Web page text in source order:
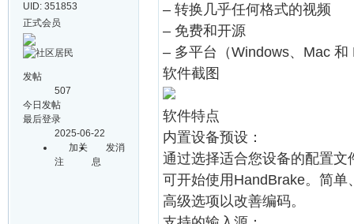
UID: 351853
正式会员
发帖
507
今日发帖
最后登录
2025-06-22
加关
注
发消
息
– 转换几乎任何格式的视频
– 免费和开源
– 多平台（Windows、Mac 和
软件截图
软件特点
内置设备预设：
通过选择适合您设备的配置
可开始使用HandBrake。简
高级选项以改善编码。